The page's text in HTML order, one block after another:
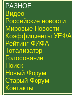
РАЗНОЕ:
Видео
Российские новости
Мировые Новости
Коэффициенты УЕФА
Рейтинг ФИФА
Тотализатор
Голосование
Поиск
Новый Форум
Старый Форум
Контакты